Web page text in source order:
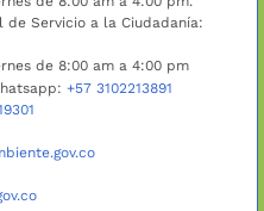
de Servicio a la Ciudadanía:
de 8:00 am a 4:00 pm
+57 3102213891